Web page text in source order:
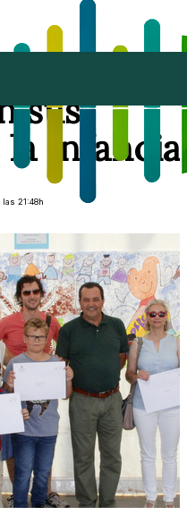
sus
la Infancia
21:48h